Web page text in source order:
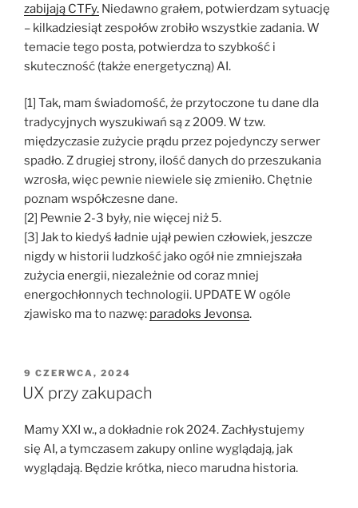
zabijają CTFy. Niedawno grałem, potwierdzam sytuację
– kilkadziesiąt zespołów zrobiło wszystkie zadania. W
temacie tego posta, potwierdza to szybkość i
skuteczność (także energetyczną) AI.
[1] Tak, mam świadomość, że przytoczone tu dane dla
tradycyjnych wyszukiwań są z 2009. W tzw.
międzyczasie zużycie prądu przez pojedynczy serwer
spadło. Z drugiej strony, ilość danych do przeszukania
wzrosła, więc pewnie niewiele się zmieniło. Chętnie
poznam współczesne dane.
[2] Pewnie 2-3 były, nie więcej niż 5.
[3] Jak to kiedyś ładnie ujął pewien człowiek, jeszcze
nigdy w historii ludzkość jako ogół nie zmniejszała
zużycia energii, niezależnie od coraz mniej
energochłonnych technologii. UPDATE W ogóle
zjawisko ma to nazwę: paradoks Jevonsa.
OPUBLIKOWANE
W
9 CZERWCA, 2024
UX przy zakupach
Mamy XXI w., a dokładnie rok 2024. Zachłystujemy
się AI, a tymczasem zakupy online wyglądają, jak
wyglądają. Będzie krótka, nieco marudna historia.